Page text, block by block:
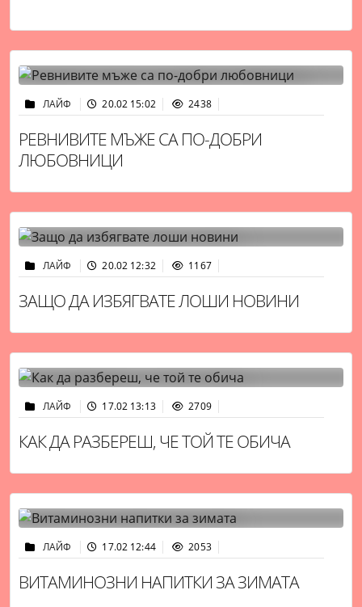
ЛАЙФ 20.02 15:02 2438
РЕВНИВИТЕ МЪЖЕ СА ПО-ДОБРИ
ЛЮБОВНИЦИ
ЛАЙФ 20.02 12:32 1167
ЗАЩО ДА ИЗБЯГВАТЕ ЛОШИ НОВИНИ
ЛАЙФ 17.02 13:13 2709
КАК ДА РАЗБЕРЕШ, ЧЕ ТОЙ ТЕ ОБИЧА
ЛАЙФ 17.02 12:44 2053
ВИТАМИНОЗНИ НАПИТКИ ЗА ЗИМАТА